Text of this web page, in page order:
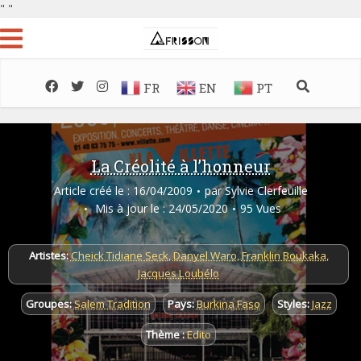
" "
FR EN PT
La Créolité à l’honneur
Article créé le : 16/04/2009 par Sylvie Clerfeuille
Mis à jour le : 24/05/2020
95 Vues
Artistes:Cheick Tidiane Seck,Danyel Waro,Franklin Boukaka,
Jacques Loubélo
Groupes:Salem Tradition Pays:Burkina Faso Styles:Jazz
Thème :Edito